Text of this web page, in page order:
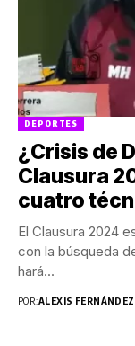
DEPORTES
¿Crisis de
Clausura
cuatro
El Clausura 2024
con la búsqueda
hará...
POR:ALEXIS FERNÁNDEZ